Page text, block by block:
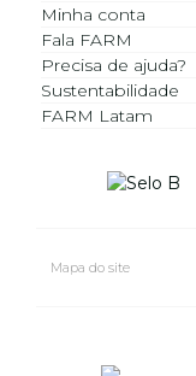
Minha conta
Fala FARM
Precisa de ajuda?
Sustentabilidade
FARM Latam
Mapa do site